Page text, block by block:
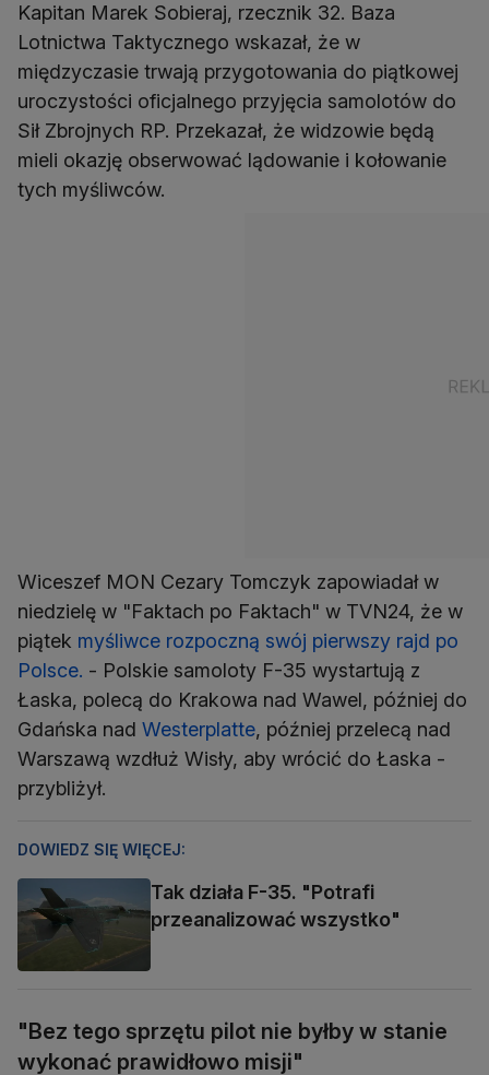
Kapitan Marek Sobieraj, rzecznik 32. Baza
Lotnictwa Taktycznego wskazał, że w
międzyczasie trwają przygotowania do piątkowej
uroczystości oficjalnego przyjęcia samolotów do
Sił Zbrojnych RP. Przekazał, że widzowie będą
mieli okazję obserwować lądowanie i kołowanie
tych myśliwców.
Wiceszef MON Cezary Tomczyk zapowiadał w
niedzielę w "Faktach po Faktach" w TVN24, że w
piątek myśliwce rozpoczną swój pierwszy rajd po
Polsce. - Polskie samoloty F-35 wystartują z
Łaska, polecą do Krakowa nad Wawel, później do
Gdańska nad Westerplatte, później przelecą nad
Warszawą wzdłuż Wisły, aby wrócić do Łaska -
przybliżył.
DOWIEDZ SIĘ WIĘCEJ:
Tak działa F-35. "Potrafi
przeanalizować wszystko"
"Bez tego sprzętu pilot nie byłby w stanie
wykonać prawidłowo misji"